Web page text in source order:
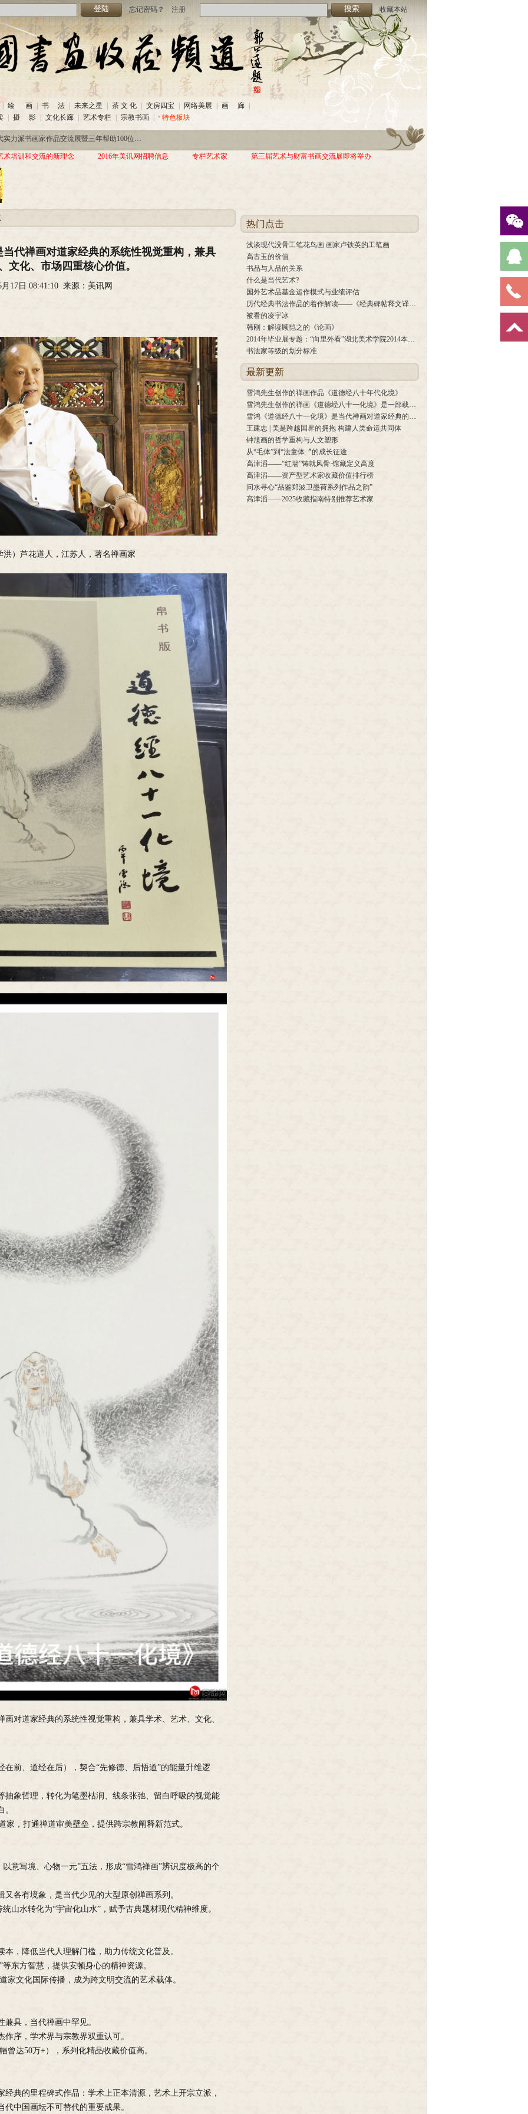
忘记密码？ 注册 收藏本站
绘 画 书 法 未来之星 茶 文 化 文房四宝 网络美展 画 廊
摄 影 文化长廊 艺术专栏 宗教书画 特色板块
26) ·中国书画收藏频道投稿热线
(2020-06-26)
线 (2020-06-26) · 美讯网2020年招聘信息
26)
线(2020-06-26) ·美讯网2020年招聘信息(2020-06-22)
品交流展暨三年帮助100位贫困儿童行动北京首站启动仪式
(2019-08-05)
术培训和交流的新理念 2016年美讯网招聘信息 专栏艺术家 第三届艺术与财富书画交流展即将举办
代禅画对道家经典的系统性视觉重构，兼具
文化、市场四重核心价值。
月17日 08:41:10 来源：美讯网
洪）芦花道人，江苏人，著名禅画家
对道家经典的系统性视觉重构，兼具学术、艺术、文化、
前、道经在后），契合“先修德、后悟道”的能量升维逻
抽象哲理，转化为笔墨枯润、线条张弛、留白呼吸的视觉能
，打通禅道审美壁垒，提供跨宗教阐释新范式。
意写境、心物一元”五法，形成“雪鸿禅画”辨识度极高的个
各有境象，是当代少见的大型原创禅画系列。
山水转化为“宇宙化山水”，赋予古典题材现代精神维度。
，降低当代人理解门槛，助力传统文化普及。
东方智慧，提供安顿身心的精神资源。
文化国际传播，成为跨文明交流的艺术载体。
具，当代禅画中罕见。
序，学术界与宗教界双重认可。
达50万+），系列化精品收藏价值高。
典的里程碑式作品：学术上正本清源，艺术上开宗立派，
中国画坛不可替代的重要成果。
热门点击
浅谈现代没骨工笔花鸟画 画家卢铁英的工笔画
高古玉的价值
书品与人品的关系
什么是当代艺术?
国外艺术品基金运作模式与业绩评估
历代经典书法作品的着作解读——《经典碑帖释文译注》
被看的凌宇冰
韩刚：解读顾恺之的《论画》
2014年毕业展专题：“向里外看”湖北美术学院2014本科生毕业作品展前言
书法家等级的划分标准
最新更新
雪鸿先生创作的禅画作品《道德经八十年代化境》
雪鸿先生创作的禅画《道德经八十一化境》是一部载入史册的作品
雪鸿《道德经八十一化境》是当代禅画对道家经典的系统性视觉重构，兼具学术、艺术、文化、市场四重核心价值。
王建忠 | 美是跨越国界的拥抱 构建人类命运共同体
钟馗画的哲学重构与人文塑形
从“毛体”到“法童体〞的成长征途
高津滔——“红墙”铸就风骨·馆藏定义高度
高津滔——资产型艺术家收藏价值排行榜
问水寻心“品鉴郑波卫墨荷系列作品之韵”
高津滔——2025收藏指南特别推荐艺术家